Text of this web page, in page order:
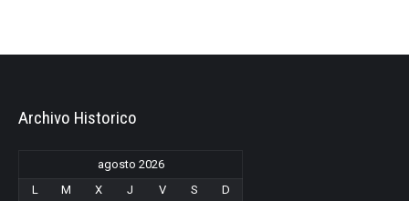
Archivo Historico
agosto 2026
L
M X J V S
D